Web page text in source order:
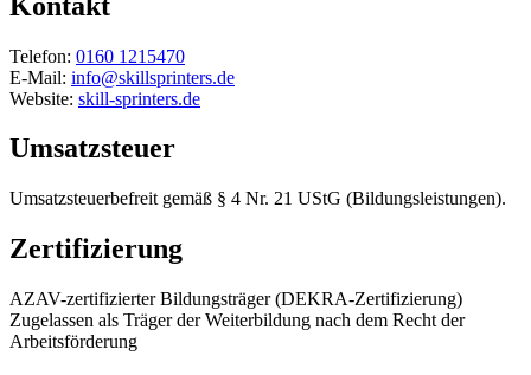
Telefon: 0160 1215470
E-Mail: info@skillsprinters.de
Website: skill-sprinters.de
Umsatzsteuer
Umsatzsteuerbefreit gemäß § 4 Nr. 21 UStG (Bildungsleistungen).
Zertifizierung
AZAV-zertifizierter Bildungsträger (DEKRA-Zertifizierung)
Zugelassen als Träger der Weiterbildung nach dem Recht der
Arbeitsförderung